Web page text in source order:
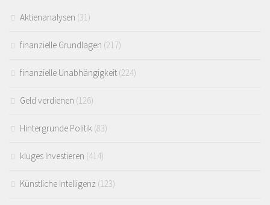
Aktienanalysen (31)
finanzielle Grundlagen (217)
finanzielle Unabhängigkeit (224)
Geld verdienen (126)
Hintergründe Politik (83)
kluges Investieren (414)
Künstliche Intelligenz (123)